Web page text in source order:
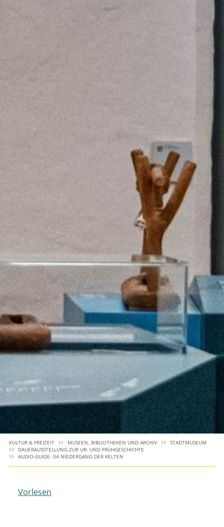
KULTUR & FREIZEIT MUSEEN, BIBLIOTHEKEN UND ARCHIV
STADTMUSEUM
DAUERAUSSTELLUNG ZUR UR- UND FRÜHGESCHICHTE
AUDIO-GUIDE: 04 NIEDERGANG DER KELTEN
Vorlesen